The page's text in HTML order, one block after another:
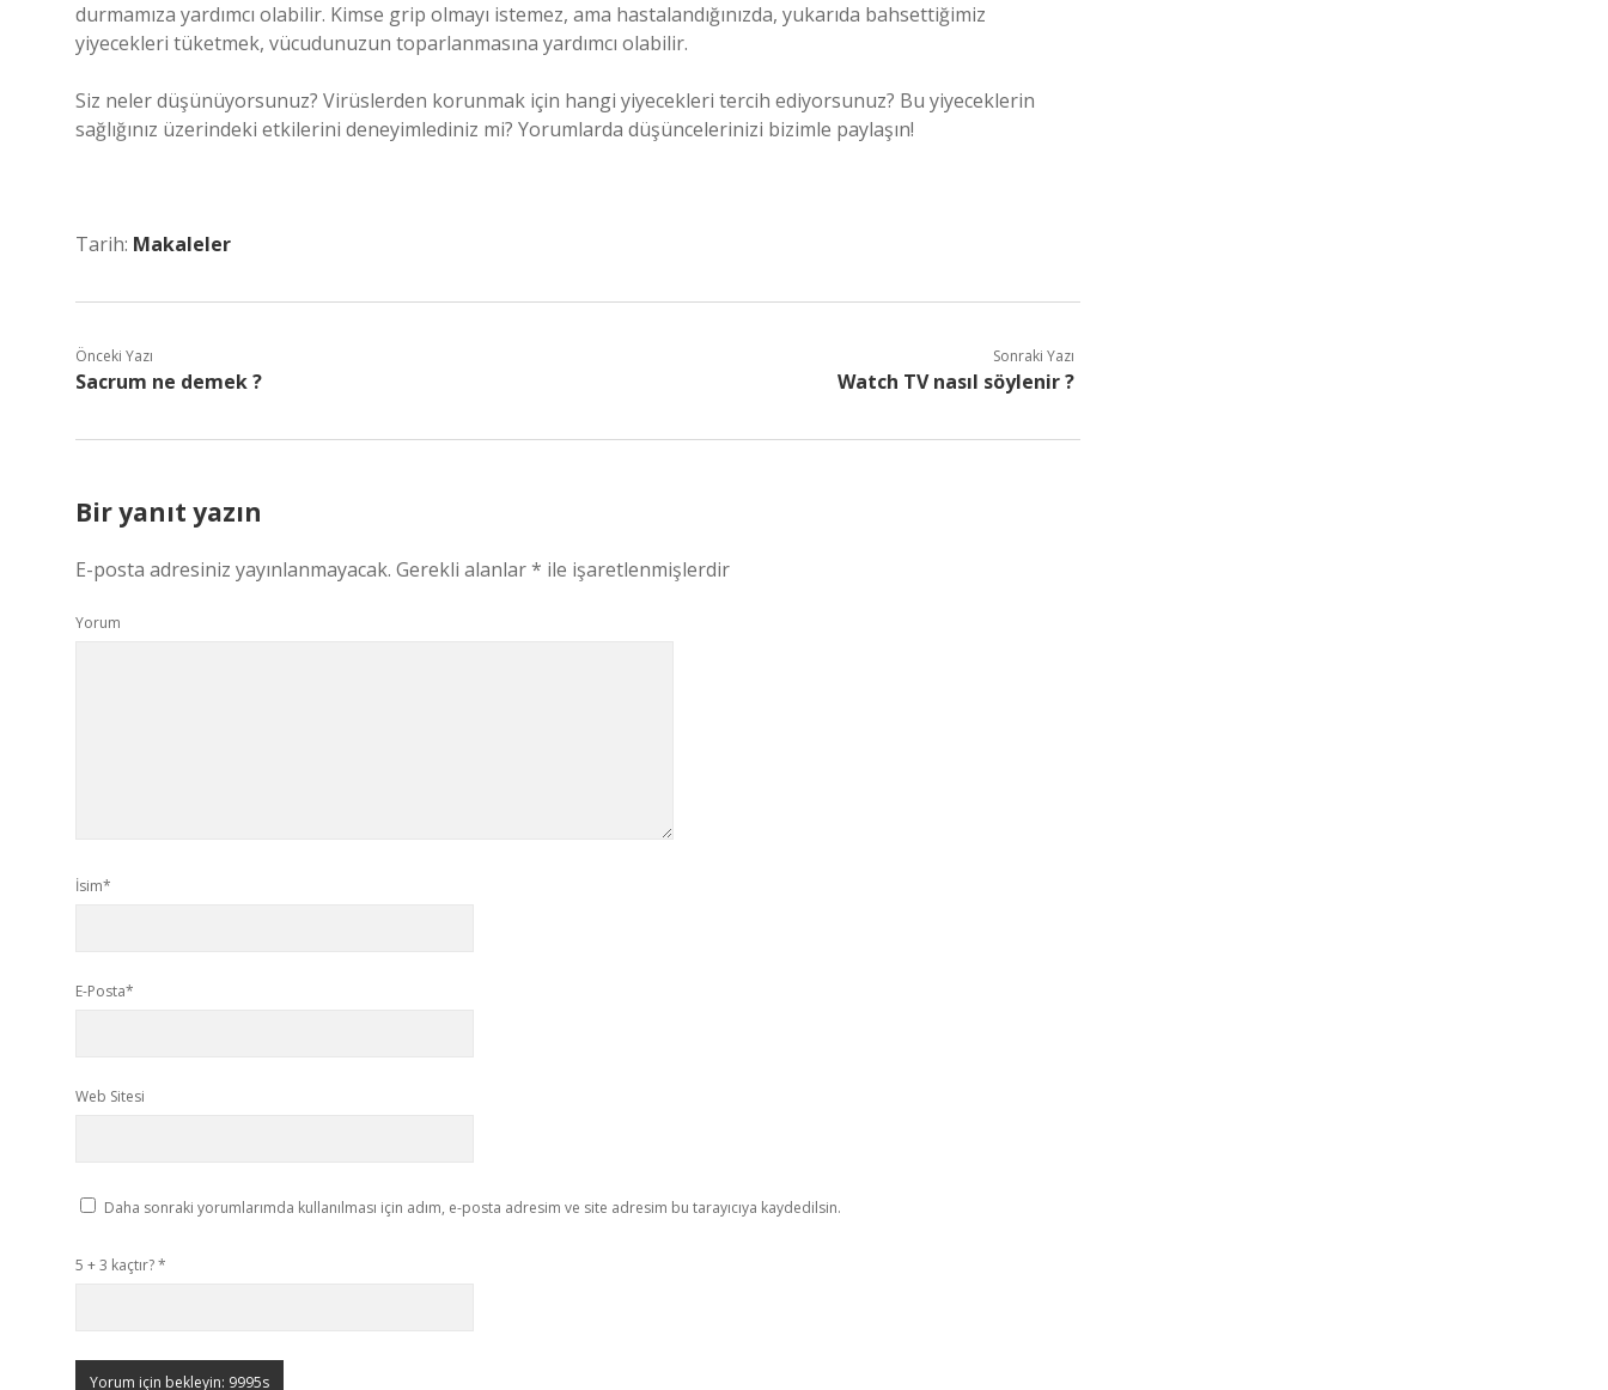
durmamıza yardımcı olabilir. Kimse grip olmayı istemez, ama hastalandığınızda, yukarıda bahsettiğimiz
yiyecekleri tüketmek, vücudunuzun toparlanmasına yardımcı olabilir.
Siz neler düşünüyorsunuz? Virüslerden korunmak için hangi yiyecekleri tercih ediyorsunuz? Bu yiyeceklerin
sağlığınız üzerindeki etkilerini deneyimlediniz mi? Yorumlarda düşüncelerinizi bizimle paylaşın!
Tarih: Makaleler
Önceki Yazı
Sacrum ne demek ?
Sonraki Yazı
Watch TV nasıl söylenir ?
Bir yanıt yazın
E-posta adresiniz yayınlanmayacak. Gerekli alanlar* ile işaretlenmişlerdir
Yorum
İsim*
E-Posta*
Web Sitesi
Daha sonraki yorumlarımda kullanılması için adım, e-posta adresim ve site adresim bu tarayıcıya kaydedilsin.
5 + 3 kaçtır?*